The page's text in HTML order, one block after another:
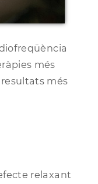
més
més
relaxant